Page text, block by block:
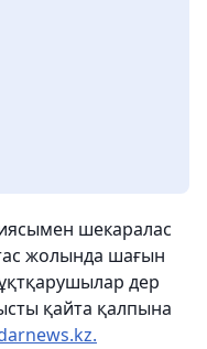
шекаралас
жолында шағын
дер
қайта қалпына